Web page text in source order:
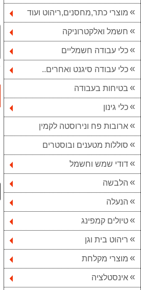
מוצרי כתר,מחסנים,ריהוט ועוד
חשמל ואלקטרוניקה
כלי עבודה חשמליים
כלי עבודה סיגנט ואחרים..
בטיחות בעבודה
כלי גינון
ארובות פח ונירוסטה לקמין
סוללות מטענים ובוסטרים
דודי שמש וחשמל
הלבשה
הנעלה
טיולים קמפינג
ריהוט בית וגן
מוצרי מקלחת
אינסטלציה